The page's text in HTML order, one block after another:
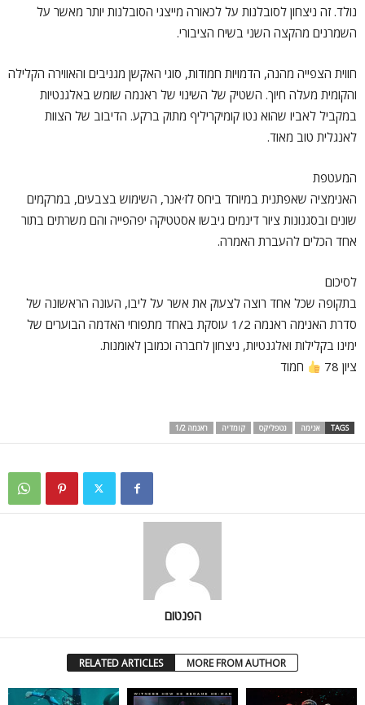
נולד. זה ניצחון לסובלנות על לכאורה מייצגי הסובלנות יותר מאשר על
השמרנים מהקצה השני בשיח הציבורי.
חווית הצפייה מהנה, הדמויות חמודות, סוגי האקשן מגניבים והאווירה הקלילה
והקומית מעלה חיוך. השטיק של השינוי של ראנמה שומש באלגנטיות
במקביל לאביו שהוא נטו קומיקריליף מתוק ברקע. הדיבוב של הצוות
לאנגלית טוב מאוד.
המעטפת
האנימציה שאפתנית במיוחד ביחס לז׳אנר, השימוש בצבעים, במרקמים
שונים ובסגנונות ציור דינמים גיבשו אסטטיקה יפהפייה והם משרתים בתור
אחד הכלים להעברת האמרה.
לסיכום
בתקופה שכל אחד רוצה לצעוק את אשר על ליבו, העונה הראשונה של
סדרת האנימה ראנמה 1/2 עוסקת באחד מתפוחי האדמה הבוערים של
ימינו בקלילות ואלגנטיות, ניצחון לחברה וכמובן לאומנות.
ציון 78
חמוד
TAGS אנימה נטפליקס קומדיה ראנמה 1/2
הפנטום
RELATED ARTICLES MORE FROM AUTHOR